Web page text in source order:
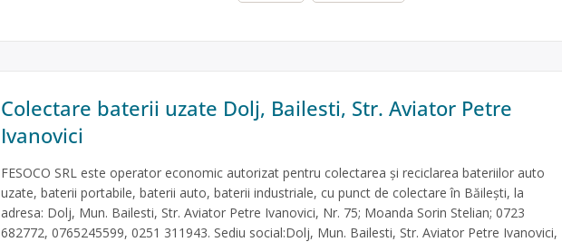
Colectare baterii uzate Dolj, Bailesti, Str. Aviator Petre
Ivanovici
FESOCO SRL este operator economic autorizat pentru colectarea și reciclarea bateriilor auto
uzate, baterii portabile, baterii auto, baterii industriale, cu punct de colectare în Băilești, la
adresa: Dolj, Mun. Bailesti, Str. Aviator Petre Ivanovici, Nr. 75; Moanda Sorin Stelian; 0723
682772, 0765245599, 0251 311943. Sediu social:Dolj, Mun. Bailesti, Str. Aviator Petre Ivanovici,